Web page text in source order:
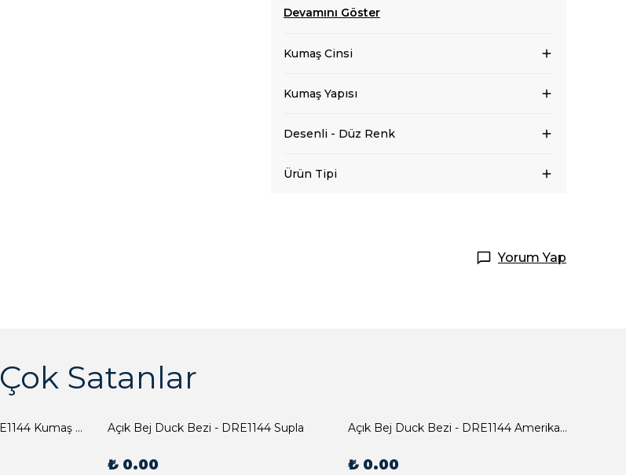
Devamını Göster
Kumaş Cinsi
Kumaş Yapısı
Desenli - Düz Renk
Ürün Tipi
Yorum Yap
Çok Satanlar
Açık Bej Duck Bezi - DRE1144 Kumaş Peçete Açık Bej Duck Bezi - DRE1144 Supla
₺ 0.00
Açık Bej Duck Bezi - DRE1144 Amerikan Servis
₺ 0.00